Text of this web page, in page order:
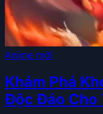
Anime mới
Khám Phá
Độc Đáo Cho